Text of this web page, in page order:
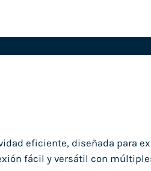
eficiente, diseñada para
fácil y versátil con